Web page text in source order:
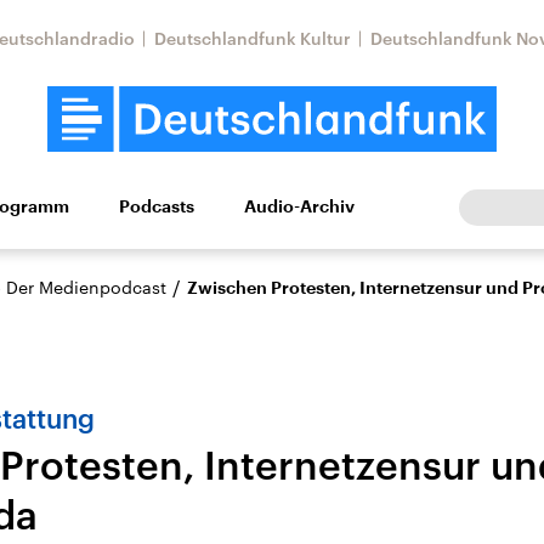
Deutschlandfunk Kultur Deutschlandfunk
Wissen Kultur Europa
Beiträge,
Podcasts Audio-Archiv
Der Medienpodcast / Zwischen Protesten, Internetzensur und
Internetzensur